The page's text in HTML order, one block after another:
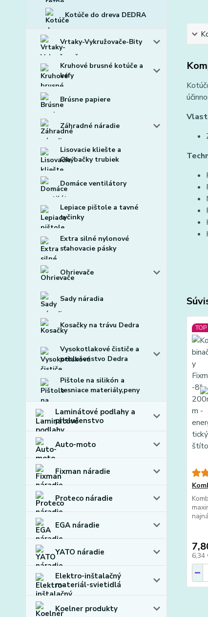
Kotúče do dreva DEDRA
Vrtaky-Vykružovače-Bity
Kruhové brusné kotúče a
kefy
Brúsne papiere
Záhradné náradie
Lisovacie kliešte a
Ohýbačky trubiek
Domáce ventilátory
Lepiace pištole a tavné
tyčinky
Extra silné nylonové
sťahovacie pásky
Ohrievače
Sady náradia
Kosačky na trávu Dedra
Vysokotlakové čističe a
prislušenstvo Dedra
Pištole na silikón a
tesniace materiály,peny
Laminátové podlahy a
prislušenstvo
Auto-moto
Fixman náradie
Proteco náradie
EGA náradie
YATO náradie
Elektro-inštalačný
materiál-svietidlá
Koelner produkty
6,34